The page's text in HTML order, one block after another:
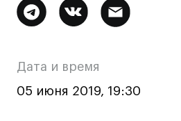
Промышленный и
Подготовительные курсы и
развитие
Дополнительная
о
мероприятии
Дата и время
05 июня 2019, 19:30